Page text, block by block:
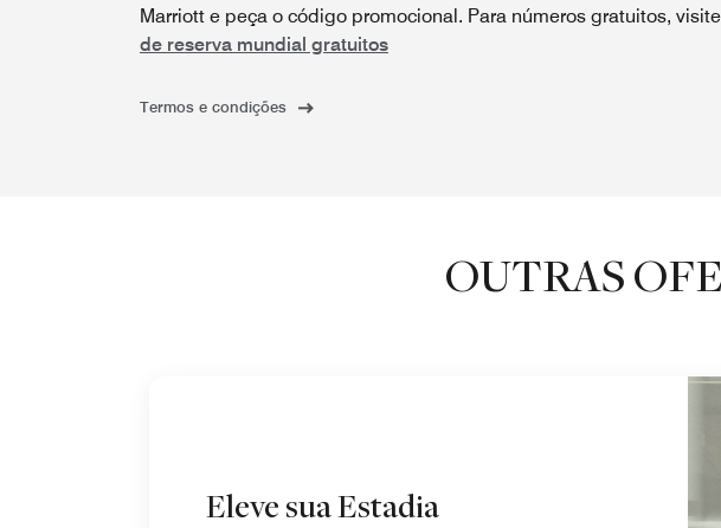
Marriott e peça o código promocional. Para números gratuitos, visite
de reserva mundial gratuitos
Termos e condições
OUTRAS
Eleve sua Estadia